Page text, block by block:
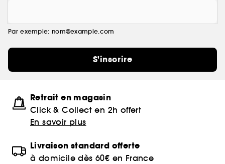
Par exemple: nom@example.com
S'inscrire
Retrait en magasin
Click & Collect en 2h offert
En savoir plus
Livraison standard offerte
à domicile dès 60€ en France